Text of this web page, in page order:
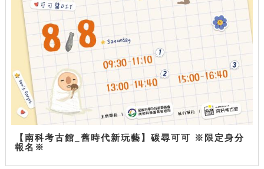
【南科考古館_舊時代新玩藝】碳尋可可 ※限定身分
報名※